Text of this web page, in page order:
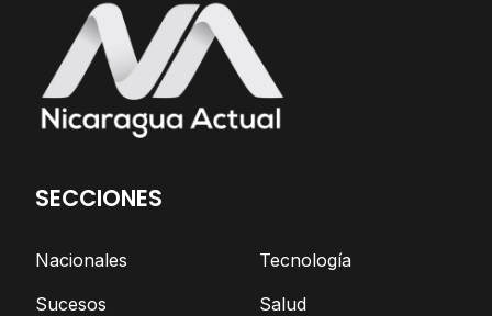
SECCIONES
Nacionales
Sucesos
Tecnología
Salud